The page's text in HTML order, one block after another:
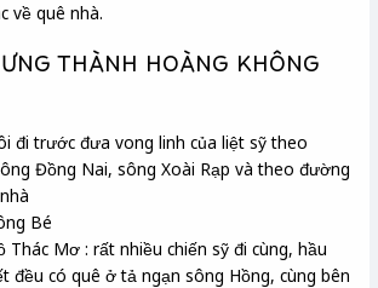
về quê nhà.
THÀNH HOÀNG KHÔNG
đi trước đưa vong linh của liệt sỹ theo
Đồng Nai, sông Xoài Rạp và theo đường
Bé
Thác Mơ : rất nhiều chiến sỹ đi cùng, hầu
đều có quê ở tả ngạn sông Hồng, cùng bên